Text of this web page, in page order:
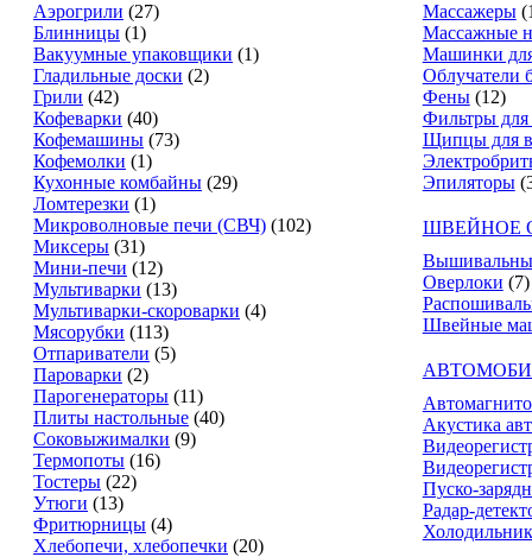
Аэрогрили (27)
Блинницы (1)
Вакуумные упаковщики (1)
Гладильные доски (2)
Грили (42)
Кофеварки (40)
Кофемашины (73)
Кофемолки (1)
Кухонные комбайны (29)
Ломтерезки (1)
Микроволновые печи (СВЧ) (102)
Миксеры (31)
Мини-печи (12)
Мультиварки (13)
Мультиварки-скороварки (4)
Мясорубки (113)
Отпариватели (5)
Пароварки (2)
Парогенераторы (11)
Плиты настольные (40)
Соковыжималки (9)
Термопоты (16)
Тостеры (22)
Утюги (13)
Фритюрницы (4)
Хлебопечи, хлебопечки (20)
Массажеры
Массажные
Машинки
Облучатели
Фены (12)
Фильтры
Щипцы для
Эпиляторы
ШВЕЙНОЕ
Оверлоки (7)
Швейные
Акустика
Пуско-
Радар-